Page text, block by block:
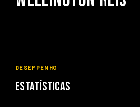
DESEMPENHO
ESTATÍSTICAS